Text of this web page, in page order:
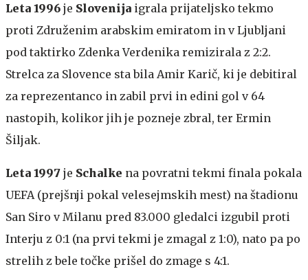
Leta 1996 je Slovenija igrala prijateljsko tekmo
proti Združenim arabskim emiratom in v Ljubljani
pod taktirko Zdenka Verdenika remizirala z 2:2.
Strelca za Slovence sta bila Amir Karič, ki je debitiral
za reprezentanco in zabil prvi in edini gol v 64
nastopih, kolikor jih je pozneje zbral, ter Ermin
Šiljak.
Leta 1997 je Schalke na povratni tekmi finala pokala
UEFA (prejšnji pokal velesejmskih mest) na štadionu
San Siro v Milanu pred 83.000 gledalci izgubil proti
Interju z 0:1 (na prvi tekmi je zmagal z 1:0), nato pa po
strelih z bele točke prišel do zmage s 4:1.